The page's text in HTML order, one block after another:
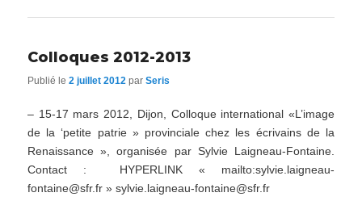
Colloques 2012-2013
Publié le2 juillet 2012 parSeris
– 15-17 mars 2012, Dijon, Colloque international «L’image
de la ‘petite patrie » provinciale chez les écrivains de la
Renaissance », organisée par Sylvie Laigneau-Fontaine.
Contact : HYPERLINK « mailto:sylvie.laigneau-
fontaine@sfr.fr » sylvie.laigneau-fontaine@sfr.fr